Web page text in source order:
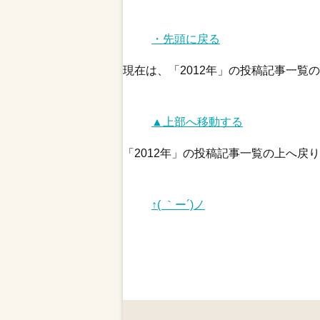
・先頭に戻る
現在は、「2012年」の投稿記事一覧の
▲上部へ移動する
「2012年」の投稿記事一覧の上へ戻り
↑( ｀ー´)ノ